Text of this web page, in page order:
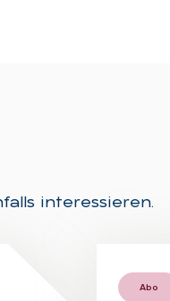
interessieren.
Abo